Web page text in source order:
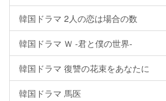
韓国ドラマ 2人の恋は場合の数
韓国ドラマ Ｗ -君と僕の世界-
韓国ドラマ 復讐の花束をあなたに
韓国ドラマ 馬医